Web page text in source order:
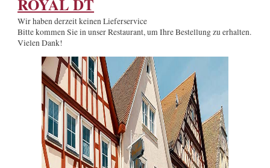
ROYAL DT
Wir haben derzeit keinen Lieferservice
Bitte kommen Sie in unser Restaurant, um Ihre Bestellung zu erhalten.
Vielen Dank!